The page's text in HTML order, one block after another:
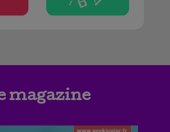
magazine